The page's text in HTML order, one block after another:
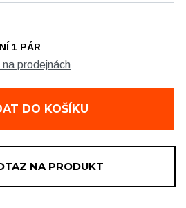
DO KOŠÍKU
1 PÁR
prodejnách
NA PRODUKT